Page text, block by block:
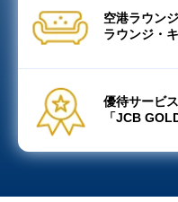
空港ラウン
ラウンジ・
優待サービス
「JCB